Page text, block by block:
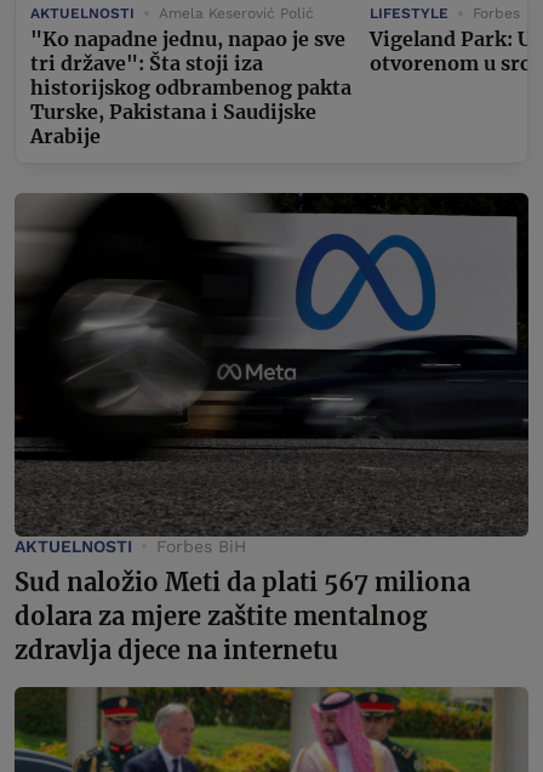
AKTUELNOSTI Amela Keserović Polić
"Ko napadne jednu, napao je sve
tri države": Šta stoji iza
historijskog odbrambenog pakta
Turske, Pakistana i Saudijske
Arabije
LIFESTYLE Forbes
Vigeland Park:
otvorenom u srcu
AKTUELNOSTI Forbes BiH
Sud naložio Meti da plati 567 miliona
dolara za mjere zaštite mentalnog
zdravlja djece na internetu